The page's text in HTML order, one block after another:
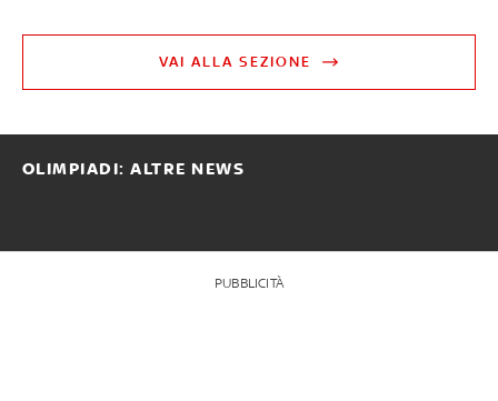
VAI ALLA SEZIONE
OLIMPIADI: ALTRE NEWS
PUBBLICITÀ